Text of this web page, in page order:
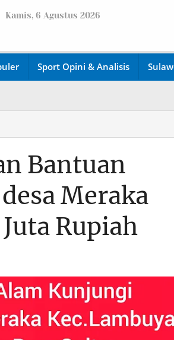
Kamis, 6 Agustus 2026
Sport Opini & Analisis
Bantuan
Meraka
Rupiah